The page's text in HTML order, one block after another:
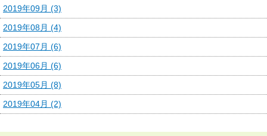
2019年09月 (3)
2019年08月 (4)
2019年07月 (6)
2019年06月 (6)
2019年05月 (8)
2019年04月 (2)